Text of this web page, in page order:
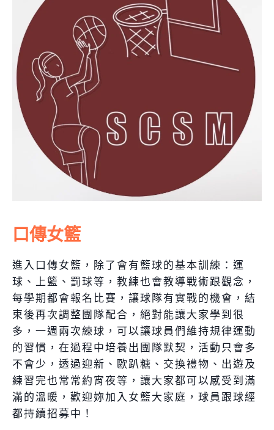
口傳女籃
進入口傳女籃，除了會有籃球的基本訓練：運
球、上籃、罰球等，教練也會教導戰術跟觀念，
每學期都會報名比賽，讓球隊有實戰的機會，結
束後再次調整團隊配合，絕對能讓大家學到很
多，一週兩次練球，可以讓球員們維持規律運動
的習慣，在過程中培養出團隊默契，活動只會多
不會少，透過迎新、歐趴糖、交換禮物、出遊及
練習完也常常約宵夜等，讓大家都可以感受到滿
滿的溫暖，歡迎妳加入女籃大家庭，球員跟球經
都持續招募中！